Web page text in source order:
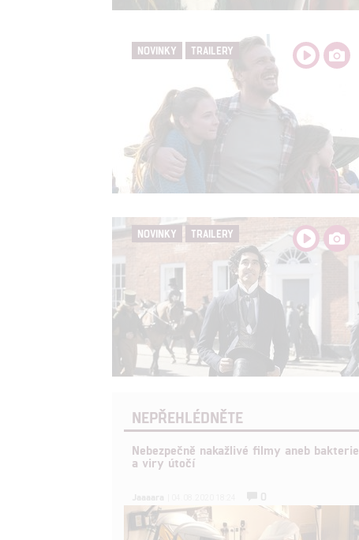
NOVINKY TRAILERY
NOVINKY TRAILERY
NEPŘEHLÉDNĚTE
Nebezpečně nakažlivé filmy aneb bakterie
a viry útočí